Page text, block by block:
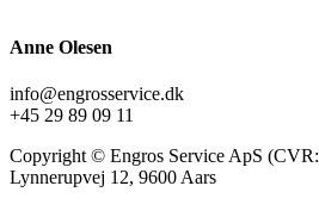
Anne Olesen
info@engrosservice.dk
+45 29 89 09 11
Copyright © Engros Service ApS
Lynnerupvej 12, 9600 Aars